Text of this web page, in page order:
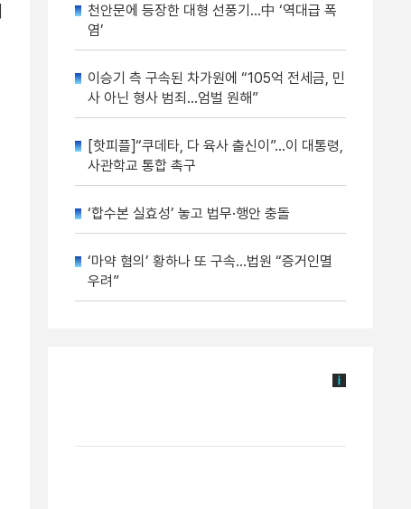
천안문에 등장한 대형 선풍기…中 ‘역대급 폭
염’
이승기 측 구속된 차가원에 “105억 전세금, 민
사 아닌 형사 범죄…엄벌 원해”
[핫피플]“쿠데타, 다 육사 출신이”…이 대통령,
사관학교 통합 촉구
‘합수본 실효성’ 놓고 법무·행안 충돌
‘마약 혐의’ 황하나 또 구속…법원 “증거인멸
우려”